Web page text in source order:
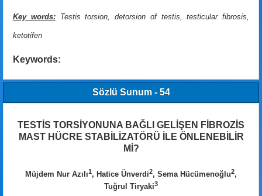
Key words:Testis torsion, detorsion of testis, testicular fibrosis,
ketotifen
Keywords:
Sözlü Sunum - 54
TESTİS TORSİYONUNA BAĞLI GELİŞEN FİBROZİS
MAST HÜCRE STABİLİZATÖRÜ İLE ÖNLENEBİLİR
Mİ?
Müjdem Nur Azılı1, Hatice Ünverdi2, Sema Hücümenoğlu2,
Tuğrul Tiryaki3